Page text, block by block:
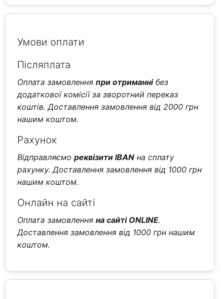
Умови оплати
Післяплата
Оплата замовленняпри отриманнібез
додаткової комісії за зворотний переказ
коштів. Доставлення замовлення від 2000 грн
нашим коштом.
Рахунок
Відправляємореквізити IBAN на сплату
рахунку. Доставлення замовлення від 1000 грн
нашим коштом.
Онлайн на сайті
Оплата замовленняна сайті ONLINE.
Доставлення замовлення від 1000 грн нашим
коштом.